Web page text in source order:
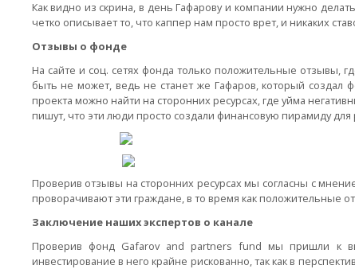
Как видно из скрина, в день Гафарову и компании нужно
четко описывает то, что каппер нам просто врет, и никаких
Отзывы о фонде
На сайте и соц. сетях фонда только положительные отзывы,
быть не может, ведь не станет же Гафаров, который
проекта можно найти на сторонних ресурсах, где уйма
пишут, что эти люди просто создали финансовую пирамиду
Проверив отзывы на сторонних ресурсах мы согласны с
проворачивают эти граждане, в то время как положительные
Заключение наших экспертов о канале
Проверив фонд Gafarov and partners fund мы пришли к
инвестирование в него крайне рискованно, так как в